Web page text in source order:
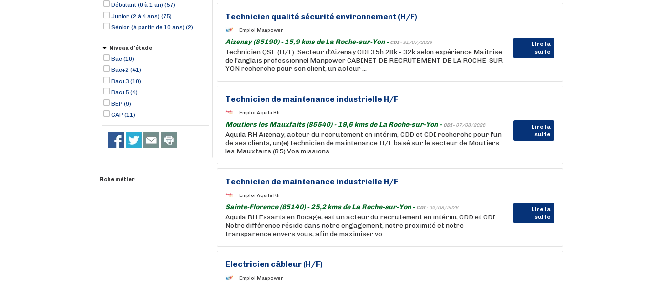
Débutant (0 à 1 an) (57)
Junior (2 à 4 ans) (75)
Sénior (à partir de 10 ans) (2)
Niveau d'étude
Bac (10)
Bac+2 (41)
Bac+3 (10)
Bac+5 (4)
BEP (9)
CAP (11)
Fiche métier
Technicien qualité sécurité environnement (H/F)
Emploi Manpower
Aizenay (85190) - 15,9 kms de La Roche-sur-Yon - CDI - 31/07/2026
Lire la
suite
Technicien QSE (H/F): Secteur d'Aizenay CDI 35h 28k - 32k selon expérience Maitrise
de l'anglais professionnel Manpower CABINET DE RECRUTEMENT DE LA ROCHE-SUR-
YON recherche pour son client, un acteur ...
Technicien de maintenance industrielle H/F
Emploi Aquila Rh
Moutiers les Mauxfaits (85540) - 19,6 kms de La Roche-sur-Yon - CDI - 07/08/2026
Lire la
suite
Aquila RH Aizenay, acteur du recrutement en intérim, CDD et CDI recherche pour l'un
de ses clients, un(e) technicien de maintenance H/F basé sur le secteur de Moutiers
les Mauxfaits (85) Vos missions ...
Technicien de maintenance industrielle H/F
Emploi Aquila Rh
Sainte-Florence (85140) - 25,2 kms de La Roche-sur-Yon - CDI - 04/08/2026
Lire la
suite
Aquila RH Essarts en Bocage, est un acteur du recrutement en intérim, CDD et CDI.
Notre différence réside dans notre engagement, notre proximité et notre
transparence envers vous, afin de maximiser vo...
Electricien câbleur (H/F)
Emploi Manpower